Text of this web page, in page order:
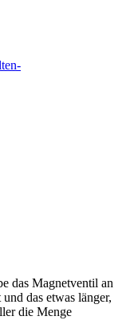
das Magnetventil an
das etwas länger,
die Menge